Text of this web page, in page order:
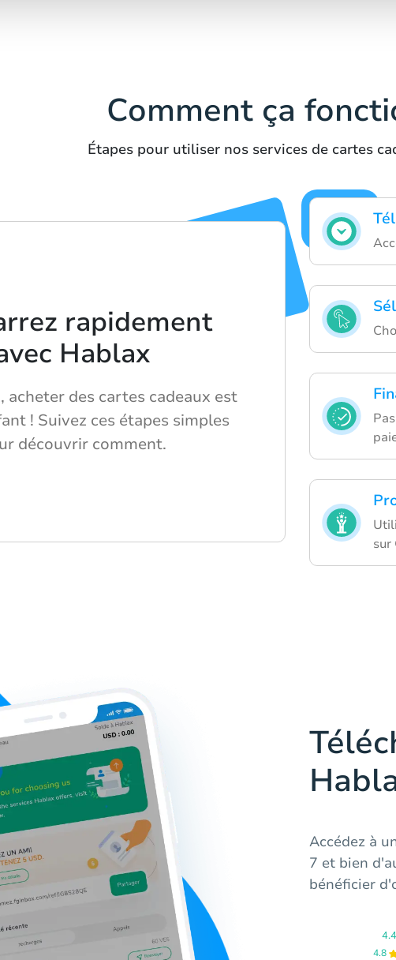
Comment ça
Étapes pour utiliser nos services de cartes
sur
rapidement
Hablax
acheter des cartes cadeaux est
! Suivez ces étapes simples
découvrir comment.
Accédez à
7 et bien
bénéficier
4.8